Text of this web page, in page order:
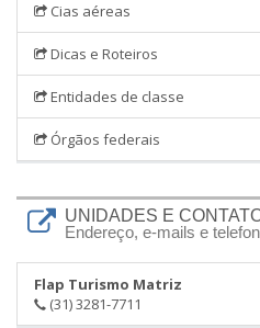
Cias aéreas
Dicas e Roteiros
Entidades de classe
Órgãos federais
UNIDADES E
Endereço, e-mails e
Flap Turismo Matriz
(31) 3281-7711